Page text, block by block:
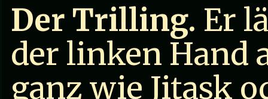
Der Trilling. Er
der linken Hand
ganz wie Jitask